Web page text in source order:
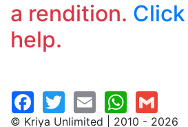
a rendition.
help.
© Kriya Unlimited | 2010 - 2026